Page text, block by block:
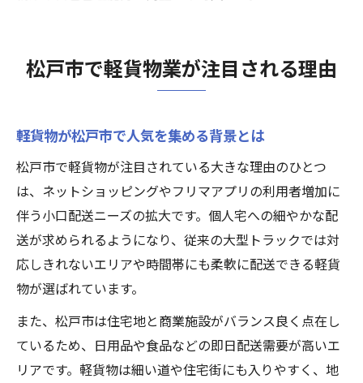
松戸市で軽貨物業が注目される理由
軽貨物が松戸市で人気を集める背景とは
松戸市で軽貨物が注目されている大きな理由のひとつ
は、ネットショッピングやフリマアプリの利用者増加に
伴う小口配送ニーズの拡大です。個人宅への細やかな配
送が求められるようになり、従来の大型トラックでは対
応しきれないエリアや時間帯にも柔軟に配送できる軽貨
物が選ばれています。
また、松戸市は住宅地と商業施設がバランス良く点在し
ているため、日用品や食品などの即日配送需要が高いエ
リアです。軽貨物は細い道や住宅街にも入りやすく、地